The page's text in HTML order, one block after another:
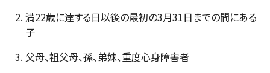
満22歳に達する日以後の最初の3月31日までの間にある
子
父母、祖父母、孫、弟妹、重度心身障害者